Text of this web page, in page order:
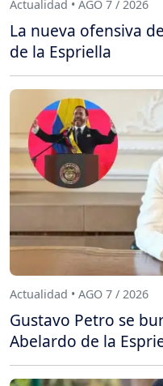
Actualidad • AGO 7 / 2026
La nueva ofensiva
de la Espriella
Actualidad • AGO 7 / 2026
Gustavo Petro se
Abelardo de la